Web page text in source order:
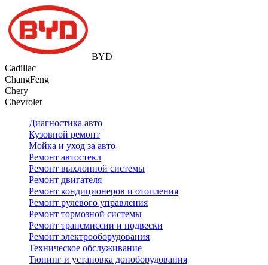
BYD
Cadillac
ChangFeng
Chery
Chevrolet
Диагностика авто
Кузовной ремонт
Мойка и уход за авто
Ремонт автостекл
Ремонт выхлопной системы
Ремонт двигателя
Ремонт кондиционеров и отопления
Ремонт рулевого управления
Ремонт тормозной системы
Ремонт трансмиссии и подвески
Ремонт электрооборудования
Техническое обслуживание
Тюнинг и установка допоборудования